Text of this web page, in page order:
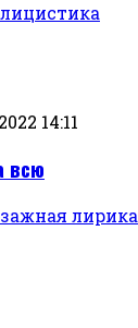
14:11
всю
лирика